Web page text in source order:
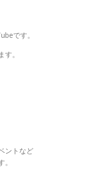
です。
。
ントなど